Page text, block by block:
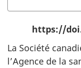
https://
La Société
l’Agence de la